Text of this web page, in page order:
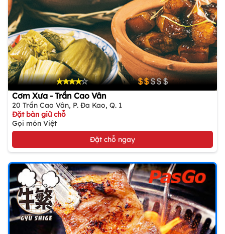
Cơm Xưa - Trần Cao Vân
20 Trần Cao Vân, P. Đa Kao, Q. 1
Đặt bàn giữ chỗ
Gọi món Việt
Đặt chỗ ngay